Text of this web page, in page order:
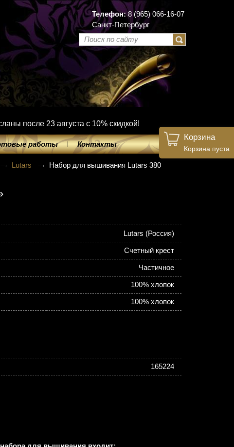
Телефон:8 (965) 066-16-07
Санкт-Петербург
после 23 августа с 10% скидкой!
работы Контакты
Корзина
Корзина пуста
Lutars
Набор для вышивания Lutars 380
Lutars (Россия)
Счетный крест
Частичное
100% хлопок
100% хлопок
165224